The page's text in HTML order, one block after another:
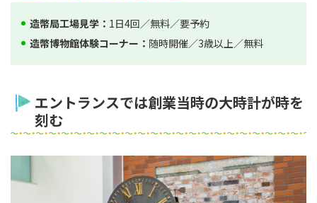
造幣局工場見学： 1日4回／無料／要予約
造幣博物館体験コーナー： 随時開催／3歳以上／無料
エントランスでは創業当時の大時計が時を
刻む